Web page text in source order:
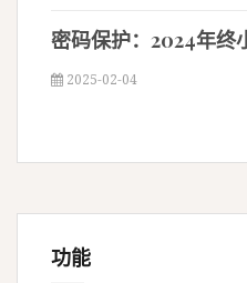
密码保护：2024年终
2025-02-04
功能